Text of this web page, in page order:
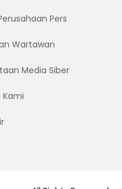
Pers
Wartawan
Media Siber
Kami